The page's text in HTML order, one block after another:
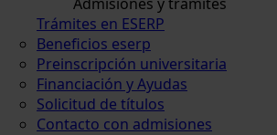
Trámites en ESERP
Beneficios eserp
Preinscripción universitaria
Financiación y Ayudas
Solicitud de títulos
Contacto con admisiones